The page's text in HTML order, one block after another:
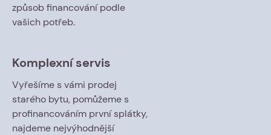
způsob financování podle
vašich potřeb.
Komplexní servis
Vyřešíme s vámi prodej
starého bytu, pomůžeme s
profinancováním první splátky,
najdeme nejvýhodnější